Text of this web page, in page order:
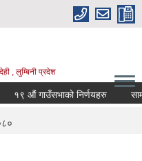
, लुम्बिनी प्रदेश
१९ औं गाउँसभाको निर्णयहरु